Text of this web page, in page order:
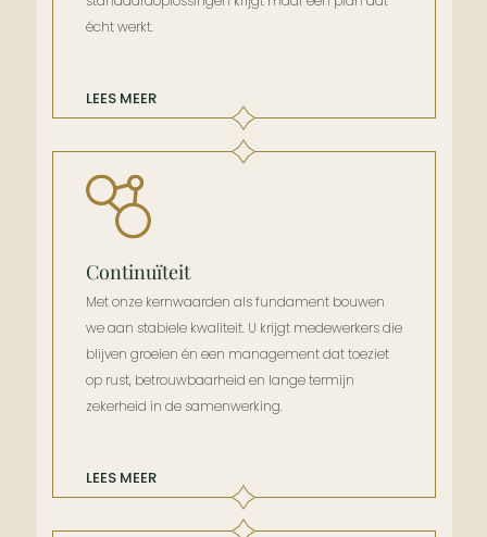
écht werkt.
LEES MEER
Continuïteit
Met onze kernwaarden als fundament bouwen
we aan stabiele kwaliteit. U krijgt medewerkers die
blijven groeien én een management dat toeziet
op rust, betrouwbaarheid en lange termijn
zekerheid in de samenwerking.
LEES MEER